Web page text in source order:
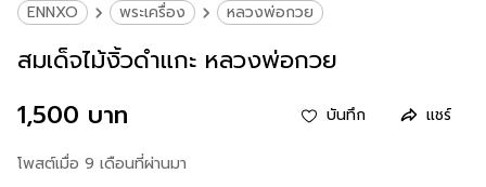
ENNXO พระเครื่อง หลวงพ่อกวย
สมเด็จไม้งิ้วดำแกะ หลวงพ่อกวย
1,500 บาท
บันทึก แชร์
โพสต์เมื่อ 9 เดือนที่ผ่านมา